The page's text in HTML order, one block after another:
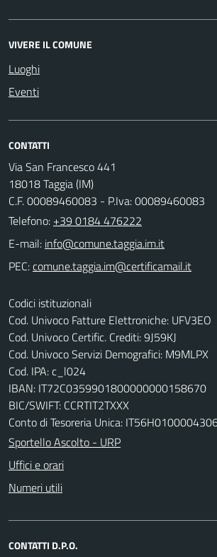
VIVERE IL COMUNE
Luoghi
Eventi
CONTATTI
Via San Francesco 441
18018 Taggia (IM)
C.F. 00089460083 - P.Iva: 00089460083
Telefono: +39 0184 476222
E-mail:
PEC:
Codici istituzionali
Cod. Univoco Fatture Elettroniche: UFV3EO
Cod. Univoco Certific. Crediti: 9J59KJ
Cod. Univoco Servizi Demografici: M9MLPX
Cod. IPA: c_l024
IBAN: IT72C0359901800000000158670
BIC/SWIFT: CCRTIT2TXXX
Conto di Tesoreria Unica:
Sportello Ascolto - URP
Uffici e orari
Numeri utili
CONTATTI D.P.O.